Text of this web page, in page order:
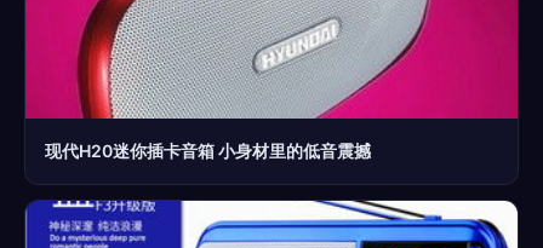
现代H20迷你插卡音箱 小身材里的低音震撼